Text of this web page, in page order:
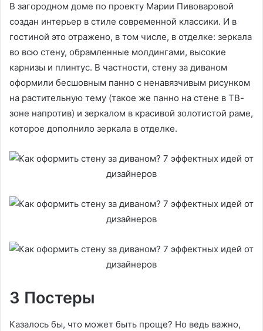
В загородном доме по проекту Марии Пивоваровой
создан интерьер в стиле современной классики. И в
гостиной это отражено, в том числе, в отделке: зеркала
во всю стену, обрамленные молдингами, высокие
карнизы и плинтус. В частности, стену за диваном
оформили бесшовным панно с ненавязчивым рисунком
на растительную тему (такое же панно на стене в ТВ-
зоне напротив) и зеркалом в красивой золотистой раме,
которое дополнило зеркала в отделке.
3 Постеры
Казалось бы, что может быть проще? Но ведь важно,